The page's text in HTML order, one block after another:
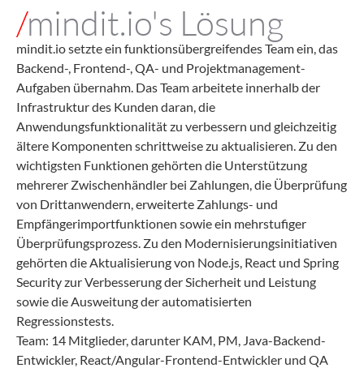
/mindit.io's Lösung
mindit.io setzte ein funktionsübergreifendes Team ein, das
Backend-, Frontend-, QA- und Projektmanagement-
Aufgaben übernahm. Das Team arbeitete innerhalb der
Infrastruktur des Kunden daran, die
Anwendungsfunktionalität zu verbessern und gleichzeitig
ältere Komponenten schrittweise zu aktualisieren. Zu den
wichtigsten Funktionen gehörten die Unterstützung
mehrerer Zwischenhändler bei Zahlungen, die Überprüfung
von Drittanwendern, erweiterte Zahlungs- und
Empfängerimportfunktionen sowie ein mehrstufiger
Überprüfungsprozess. Zu den Modernisierungsinitiativen
gehörten die Aktualisierung von Node.js, React und Spring
Security zur Verbesserung der Sicherheit und Leistung
sowie die Ausweitung der automatisierten
Regressionstests.
Team: 14 Mitglieder, darunter KAM, PM, Java-Backend-
Entwickler, React/Angular-Frontend-Entwickler und QA